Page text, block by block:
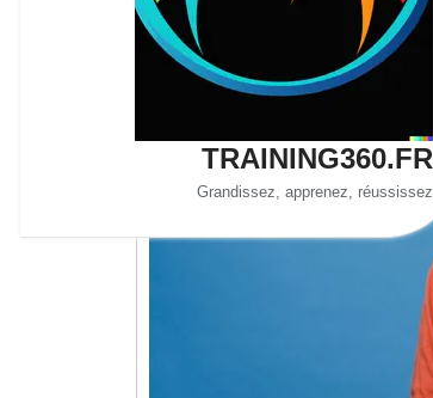
TRAINING360.FR
Grandissez, apprenez, réussissez